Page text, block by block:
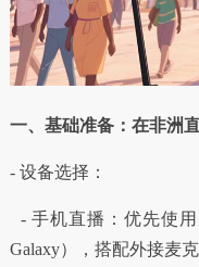
一、基础准备：在非洲
- 设备选择：
- 手机直播：优先使用
Galaxy），搭配外接麦